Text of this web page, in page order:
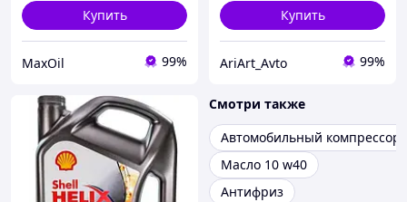
Купить
MaxOil 99%
Купить
AriArt_Avto 99%
Смотри также
Автомобильный компрессор
Масло 10 w40
Антифриз